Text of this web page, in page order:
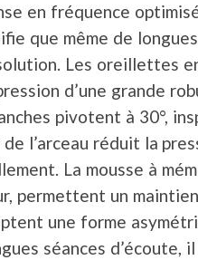
en fréquence
que même de
Les oreillettes
d’une grande
pivotent à 30°,
l’arceau réduit la
La mousse à
permettent un
une forme
séances d’écoute,